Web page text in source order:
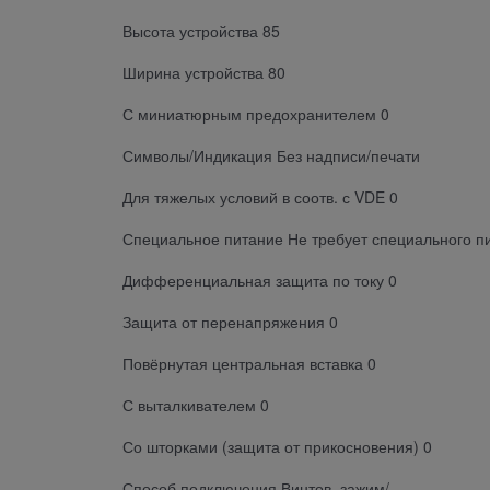
Высота устройства 85
Ширина устройства 80
С миниатюрным предохранителем 0
Символы/Индикация Без надписи/печати
Для тяжелых условий в соотв. с VDE 0
Специальное питание Не требует специального
Дифференциальная защита по току 0
Защита от перенапряжения 0
Повёрнутая центральная вставка 0
С выталкивателем 0
Со шторками (защита от прикосновения) 0